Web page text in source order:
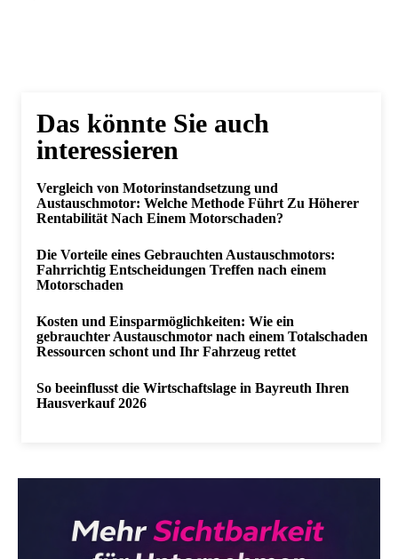
Das könnte Sie auch
interessieren
Vergleich von Motorinstandsetzung und
Austauschmotor: Welche Methode Führt Zu Höherer
Rentabilität Nach Einem Motorschaden?
Die Vorteile eines Gebrauchten Austauschmotors:
Fahrrichtig Entscheidungen Treffen nach einem
Motorschaden
Kosten und Einsparmöglichkeiten: Wie ein
gebrauchter Austauschmotor nach einem Totalschaden
Ressourcen schont und Ihr Fahrzeug rettet
So beeinflusst die Wirtschaftslage in Bayreuth Ihren
Hausverkauf 2026